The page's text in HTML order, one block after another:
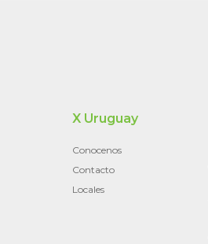
X Uruguay
Conocenos
Contacto
Locales